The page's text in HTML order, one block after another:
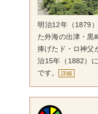
明治12年（1879
た外海の出津・黒
捧げたド・ロ神父
治15年（1882）
です。
詳細